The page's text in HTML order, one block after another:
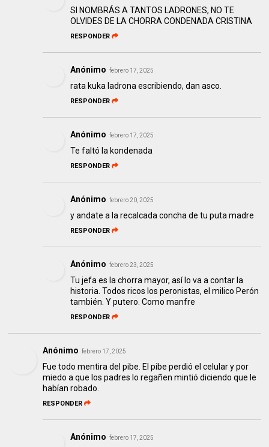
SI NOMBRÁS A TANTOS LADRONES, NO TE
OLVIDES DE LA CHORRA CONDENADA CRISTINA
RESPONDER
Anónimo febrero 17, 2025
rata kuka ladrona escribiendo, dan asco.
RESPONDER
Anónimo febrero 17, 2025
Te faltó la kondenada
RESPONDER
Anónimo febrero 20, 2025
y andate a la recalcada concha de tu puta madre
RESPONDER
Anónimo febrero 23, 2025
Tu jefa es la chorra mayor, así lo va a contar la
historia. Todos ricos los peronistas, el milico Perón
también. Y putero. Como manfre
RESPONDER
Anónimo febrero 17, 2025
Fue todo mentira del pibe. El pibe perdió el celular y por
miedo a que los padres lo regañen mintió diciendo que le
habían robado.
RESPONDER
Anónimo febrero 17, 2025